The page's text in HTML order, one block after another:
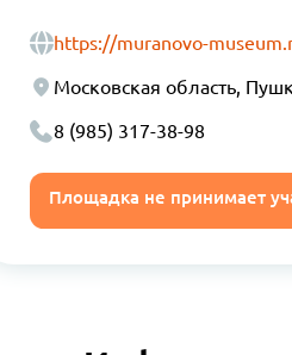
https://muranovo-
Московская область,
8 (985) 317-38-98
Площадка не принимает